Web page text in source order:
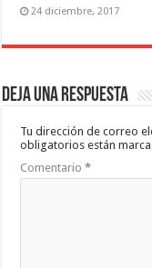
24 diciembre, 2017
Deja una respuesta
Tu dirección de correo
obligatorios están
Comentario*